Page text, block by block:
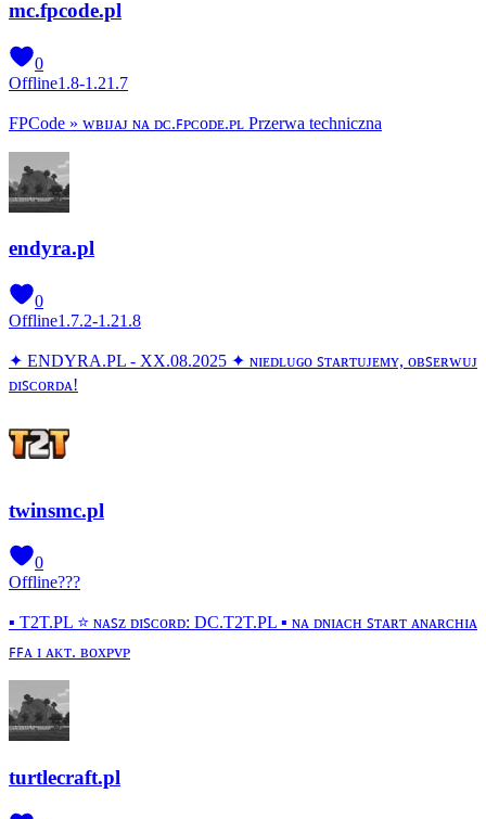
mc.fpcode.pl
0
Offline1.8-1.21.7
FPCode » ᴡʙɪᴊᴀᴊ ɴᴀ ᴅᴄ.ꜰᴘᴄᴏᴅᴇ.ᴘʟ Przerwa techniczna
endyra.pl
0
Offline1.7.2-1.21.8
✦ ENDYRA.PL - XX.08.2025 ✦ ɴɪᴇᴅʟᴜɢᴏ ꜱᴛᴀʀᴛᴜᴊᴇᴍʏ, ᴏʙꜱᴇʀᴡᴜᴊ
ᴅɪꜱᴄᴏʀᴅᴀ!
twinsmc.pl
0
Offline???
▪ T2T.PL ⭐ ɴᴀꜱᴢ ᴅɪꜱᴄᴏʀᴅ: DC.T2T.PL ▪ ɴᴀ ᴅɴɪᴀᴄʜ ꜱᴛᴀʀᴛ ᴀɴᴀʀᴄʜɪᴀ
ꜰꜰᴀ ɪ ᴀᴋᴛ. ʙᴏxᴘᴠᴘ
turtlecraft.pl